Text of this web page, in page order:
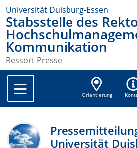
Universität Duisburg-Essen
Stabsstelle des
Kommunikation
Ressort Presse
Orientierung
Universität